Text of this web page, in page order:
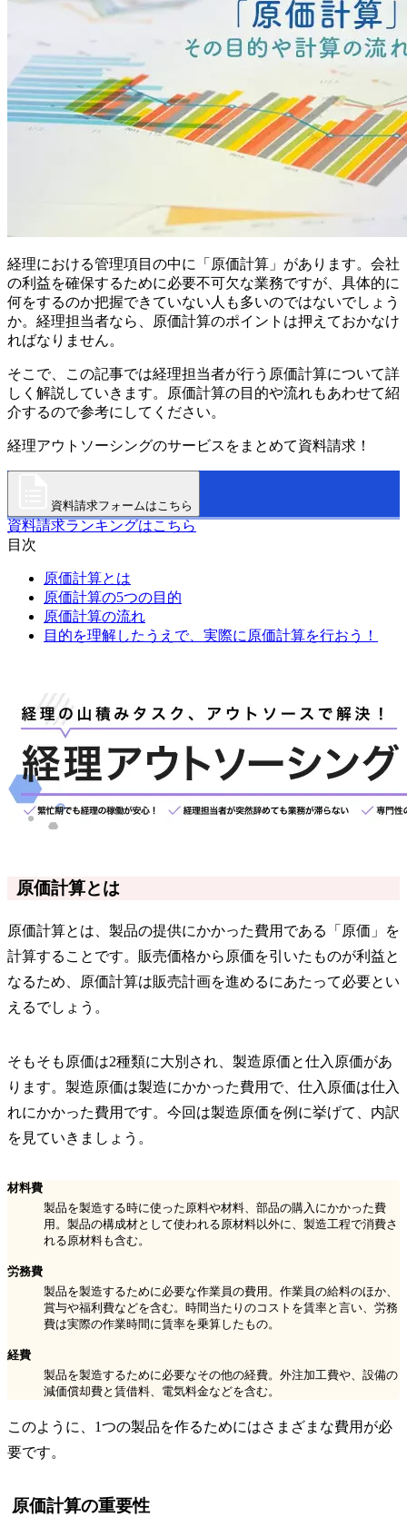
経理における管理項目の中に「原価計算」があります。会社
の利益を確保するために必要不可欠な業務ですが、具体的に
何をするのか把握できていない人も多いのではないでしょう
か。経理担当者なら、原価計算のポイントは押えておかなけ
ればなりません。
そこで、この記事では経理担当者が行う原価計算について詳
しく解説していきます。原価計算の目的や流れもあわせて紹
介するので参考にしてください。
経理アウトソーシングのサービスをまとめて資料請求！
資料請求フォームはこちら
資料請求ランキングはこちら
目次
原価計算とは
原価計算の5つの目的
原価計算の流れ
目的を理解したうえで、実際に原価計算を行おう！
原価計算とは
原価計算とは、製品の提供にかかった費用である「原価」を
計算することです。販売価格から原価を引いたものが利益と
なるため、原価計算は販売計画を進めるにあたって必要とい
えるでしょう。
そもそも原価は2種類に大別され、製造原価と仕入原価があ
ります。製造原価は製造にかかった費用で、仕入原価は仕入
れにかかった費用です。今回は製造原価を例に挙げて、内訳
を見ていきましょう。
材料費
製品を製造する時に使った原料や材料、部品の購入にかかった費
用。製品の構成材として使われる原材料以外に、製造工程で消費さ
れる原材料も含む。
労務費
製品を製造するために必要な作業員の費用。作業員の給料のほか、
賞与や福利費などを含む。時間当たりのコストを賃率と言い、労務
費は実際の作業時間に賃率を乗算したもの。
経費
製品を製造するために必要なその他の経費。外注加工費や、設備の
減価償却費と賃借料、電気料金などを含む。
このように、1つの製品を作るためにはさまざまな費用が必
要です。
原価計算の重要性